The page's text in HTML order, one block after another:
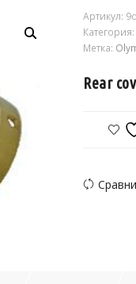
Артикул:
Категория:
Метка:
Rear